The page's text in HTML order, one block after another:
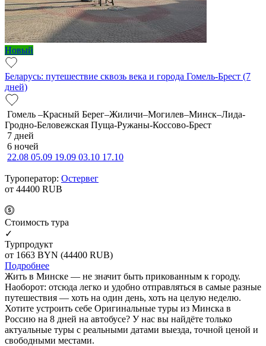
Новый
Беларусь: путешествие сквозь века и города Гомель-Брест (7
дней)
Гомель –Красный Берег–Жиличи–Могилев–Минск–Лида-
Гродно-Беловежская Пуща-Ружаны-Коссово-Брест
7 дней
6 ночей
22.08 05.09 19.09 03.10 17.10
Туроператор: Остервег
от 44400 RUB
Cтоимость тура
✓
Турпродукт
от 1663 BYN (44400 RUB)
Подробнее
Жить в Минске — не значит быть прикованным к городу.
Наоборот: отсюда легко и удобно отправляться в самые разные
путешествия — хоть на один день, хоть на целую неделю.
Хотите устроить себе Оригинальные туры из Минска в
Россию на 8 дней на автобусе? У нас вы найдёте только
актуальные туры с реальными датами выезда, точной ценой и
свободными местами.